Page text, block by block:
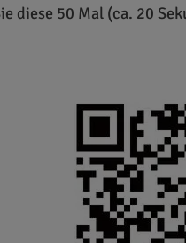
50 Mal (ca. 20